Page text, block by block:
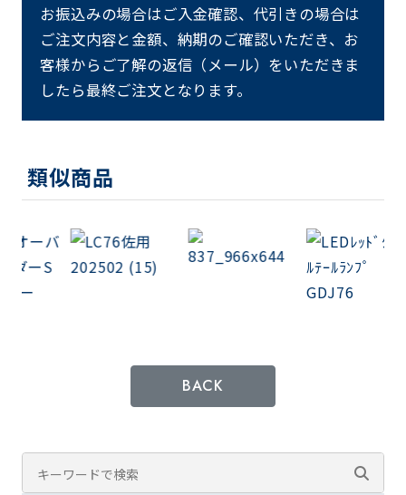
お振込みの場合はご入金確認、代引きの場合は
ご注文内容と金額、納期のご確認いただき、お
客様からご了解の返信（メール）をいただきま
したら最終ご注文となります。
類似商品
BACK